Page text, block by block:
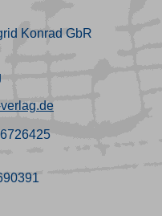
Konrad GbR